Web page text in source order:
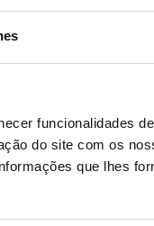
funcionalidades
do site com os
que lhes
para
passar a